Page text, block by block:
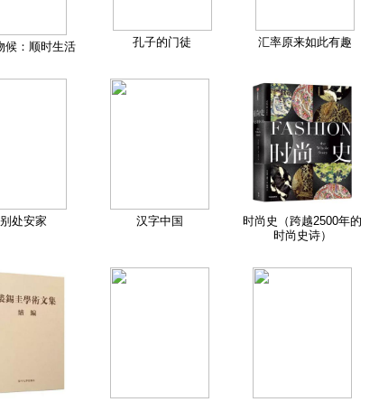
候：顺时生活 孔子的门徒 汇率原来如此有趣
处安家 汉字中国
时尚史（跨越2500年的
时尚史诗）